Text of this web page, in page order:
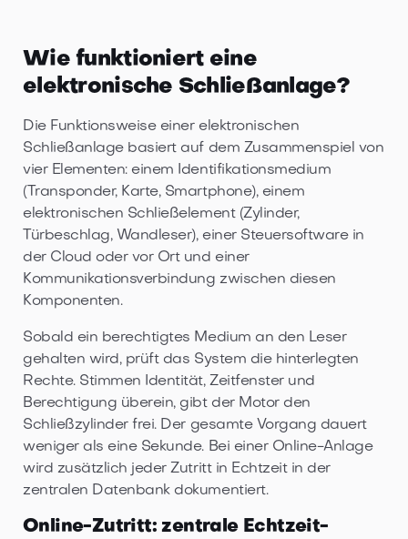
Wie funktioniert eine
elektronische Schließanlage?
Die Funktionsweise einer elektronischen
Schließanlage basiert auf dem Zusammenspiel von
vier Elementen: einem Identifikationsmedium
(Transponder, Karte, Smartphone), einem
elektronischen Schließelement (Zylinder,
Türbeschlag, Wandleser), einer Steuersoftware in
der Cloud oder vor Ort und einer
Kommunikationsverbindung zwischen diesen
Komponenten.
Sobald ein berechtigtes Medium an den Leser
gehalten wird, prüft das System die hinterlegten
Rechte. Stimmen Identität, Zeitfenster und
Berechtigung überein, gibt der Motor den
Schließzylinder frei. Der gesamte Vorgang dauert
weniger als eine Sekunde. Bei einer Online-Anlage
wird zusätzlich jeder Zutritt in Echtzeit in der
zentralen Datenbank dokumentiert.
Online-Zutritt: zentrale Echtzeit-